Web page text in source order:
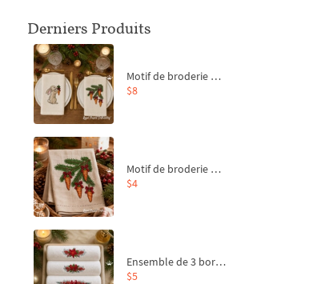
Derniers Produits
Motif de broderie machine Branche de sapin et carottes - 4 tailles
$8
Motif de broderie machine Branche de sapin et carottes - 4 tailles
$4
Ensemble de 3 bordures de Noël pour broderie machine
$5